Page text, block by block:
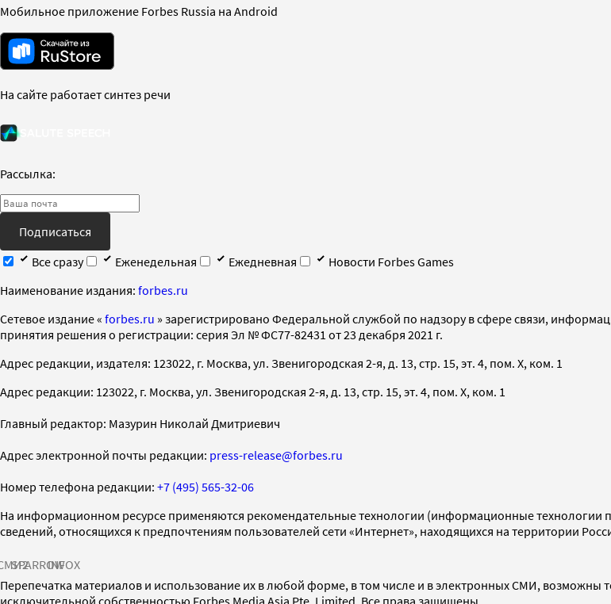
Мобильное приложение Forbes Russia на Android
На сайте работает синтез речи
Рассылка:
Подписаться
Все сразу
Еженедельная Ежедневная
Новости Forbes Games
Наименование издания: forbes.ru
Cетевое издание « forbes.ru » зарегистрировано Федеральной службой по надзору в сфере связи,
принятия решения о регистрации: серия Эл № ФС77-82431 от 23 декабря 2021 г.
Адрес редакции, издателя: 123022, г. Москва, ул. Звенигородская 2-я, д. 13, стр. 15, эт. 4, пом. X, ком. 1
Адрес редакции: 123022, г. Москва, ул. Звенигородская 2-я, д. 13, стр. 15, эт. 4, пом. X, ком. 1
Главный редактор: Мазурин Николай Дмитриевич
Адрес электронной почты редакции: press-release@forbes.ru
Номер телефона редакции: +7 (495) 565-32-06
На информационном ресурсе применяются рекомендательные технологии (информационные технологии
сведений, относящихся к предпочтениям пользователей сети «Интернет», находящихся на территории
SPARROWINFOX
Перепечатка материалов и использование их в любой форме, в том числе и в электронных СМИ, возможны
исключительной собственностью Forbes Media Asia Pte. Limited. Все права защищены.